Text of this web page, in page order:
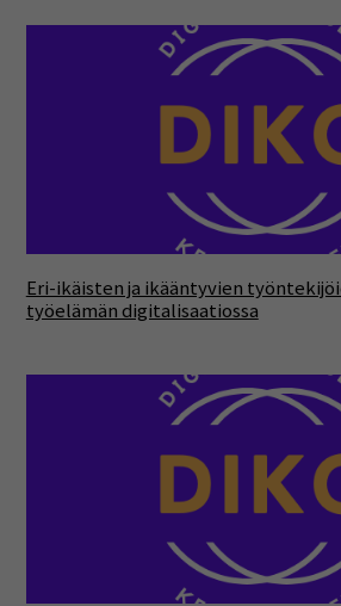
Eri-ikäisten ja ikääntyvien
työelämän digitalisaatiossa